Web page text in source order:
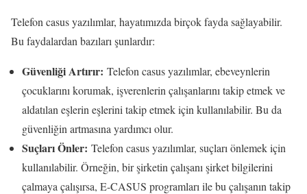
Telefon casus yazılımlar, hayatımızda birçok fayda sağlayabilir.
Bu faydalardan bazıları şunlardır:
Güvenliği Artırır: Telefon casus yazılımlar, ebeveynlerin
çocuklarını korumak, işverenlerin çalışanlarını takip etmek ve
aldatılan eşlerin eşlerini takip etmek için kullanılabilir. Bu da
güvenliğin artmasına yardımcı olur.
Suçları Önler: Telefon casus yazılımlar, suçları önlemek için
kullanılabilir. Örneğin, bir şirketin çalışanı şirket bilgilerini
çalmaya çalışırsa, E-CASUS programları ile bu çalışanın takip